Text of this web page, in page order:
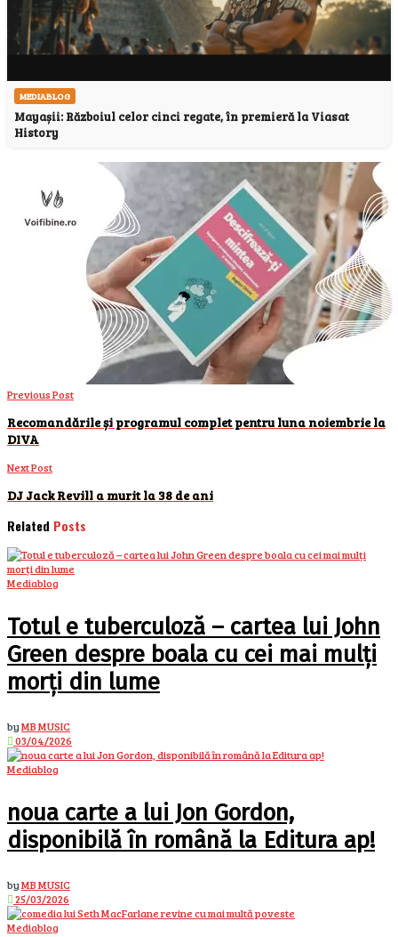
MEDIABLOG
Mayașii: Războiul celor cinci regate, în premieră la Viasat
History
Previous Post
Recomandările și programul complet pentru luna noiembrie la
DIVA
Next Post
DJ Jack Revill a murit la 38 de ani
Related Posts
Mediablog
Totul e tuberculoză – cartea lui John
Green despre boala cu cei mai mulți
morți din lume
byMB MUSIC
03/04/2026
Mediablog
noua carte a lui Jon Gordon,
disponibilă în română la Editura ap!
byMB MUSIC
25/03/2026
Mediablog